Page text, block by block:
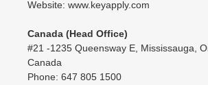
Website: www.keyapply.com
Canada (Head Office)
#21 -1235 Queensway E, Mississauga,
Canada
Phone: 647 805 1500